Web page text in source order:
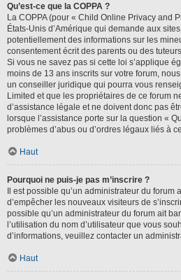
Qu’est-ce que la COPPA ?
La COPPA (pour « Child Online Privacy and
États-Unis d’Amérique qui demande aux
potentiellement des informations sur les
consentement écrit des parents ou des
Si vous ne savez pas si cette loi s’applique
moins de 13 ans inscrits sur votre forum,
un conseiller juridique qui pourra vous
Limited et que les propriétaires de ce forum
d’assistance légale et ne doivent donc pas
lorsque l’assistance porte sur la question «
problèmes d’abus ou d’ordres légaux liés à
Haut
Pourquoi ne puis-je pas m’inscrire ?
Il est possible qu’un administrateur du forum
d’empêcher les nouveaux visiteurs de
possible qu’un administrateur du forum ait
l’utilisation du nom d’utilisateur que vous
d’informations, veuillez contacter un
Haut